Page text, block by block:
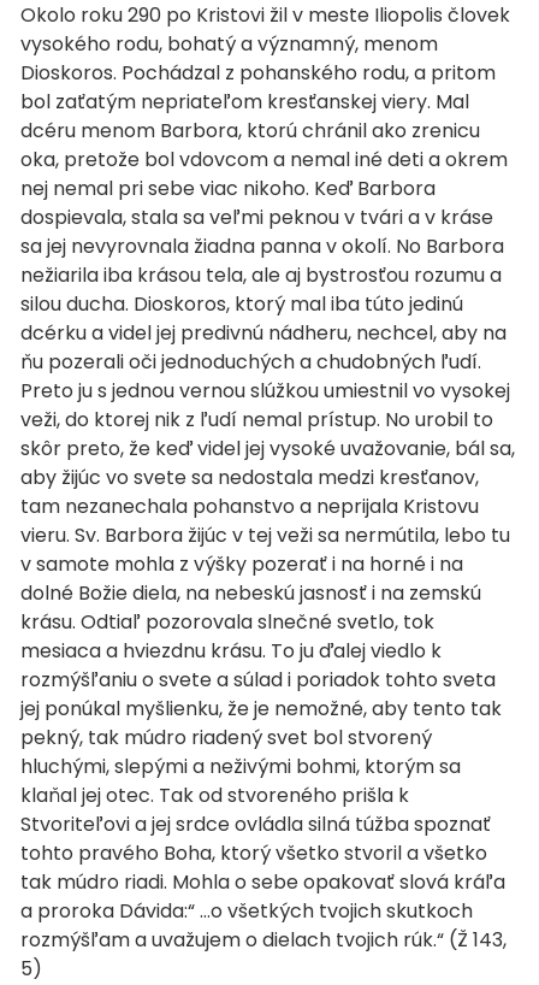
Okolo roku 290 po Kristovi žil v meste Iliopolis človek
vysokého rodu, bohatý a významný, menom
Dioskoros. Pochádzal z pohanského rodu, a pritom
bol zaťatým nepriateľom kresťanskej viery. Mal
dcéru menom Barbora, ktorú chránil ako zrenicu
oka, pretože bol vdovcom a nemal iné deti a okrem
nej nemal pri sebe viac nikoho. Keď Barbora
dospievala, stala sa veľmi peknou v tvári a v kráse
sa jej nevyrovnala žiadna panna v okolí. No Barbora
nežiarila iba krásou tela, ale aj bystrosťou rozumu a
silou ducha. Dioskoros, ktorý mal iba túto jedinú
dcérku a videl jej predivnú nádheru, nechcel, aby na
ňu pozerali oči jednoduchých a chudobných ľudí.
Preto ju s jednou vernou slúžkou umiestnil vo vysokej
veži, do ktorej nik z ľudí nemal prístup. No urobil to
skôr preto, že keď videl jej vysoké uvažovanie, bál sa,
aby žijúc vo svete sa nedostala medzi kresťanov,
tam nezanechala pohanstvo a neprijala Kristovu
vieru. Sv. Barbora žijúc v tej veži sa nermútila, lebo tu
v samote mohla z výšky pozerať i na horné i na
dolné Božie diela, na nebeskú jasnosť i na zemskú
krásu. Odtiaľ pozorovala slnečné svetlo, tok
mesiaca a hviezdnu krásu. To ju ďalej viedlo k
rozmýšľaniu o svete a súlad i poriadok tohto sveta
jej ponúkal myšlienku, že je nemožné, aby tento tak
pekný, tak múdro riadený svet bol stvorený
hluchými, slepými a neživými bohmi, ktorým sa
klaňal jej otec. Tak od stvoreného prišla k
Stvoriteľovi a jej srdce ovládla silná túžba spoznať
tohto pravého Boha, ktorý všetko stvoril a všetko
tak múdro riadi. Mohla o sebe opakovať slová kráľa
a proroka Dávida:“ …o všetkých tvojich skutkoch
rozmýšľam a uvažujem o dielach tvojich rúk.“ (Ž 143,
5)